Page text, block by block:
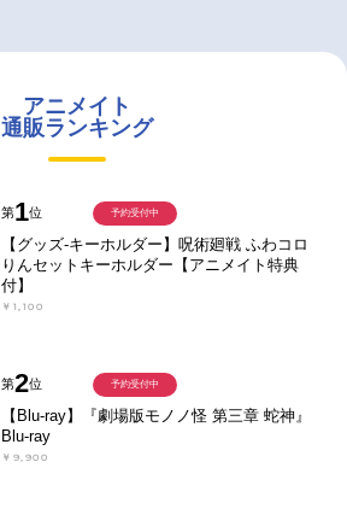
アニメイト
通販ランキング
第1位
【グッズ-キーホルダー】呪術廻戦 ふわコロ
りんセットキーホルダー【アニメイト特典
付】
￥1,100
予約受付中
第2位
【Blu-ray】『劇場版モノノ怪 第三章 蛇神』
Blu-ray
￥9,900
予約受付中